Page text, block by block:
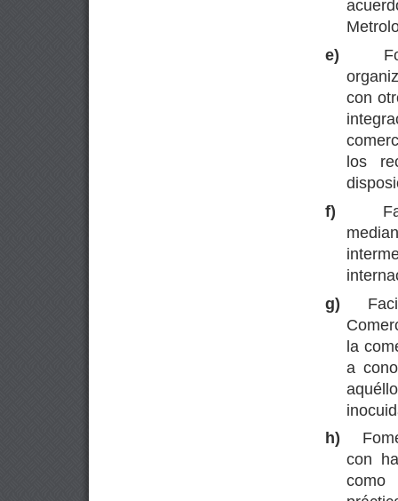
e)
con
los
f)
g)
la
a
h)
con
como